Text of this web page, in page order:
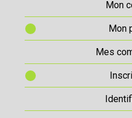
Mon
Mon
Mes